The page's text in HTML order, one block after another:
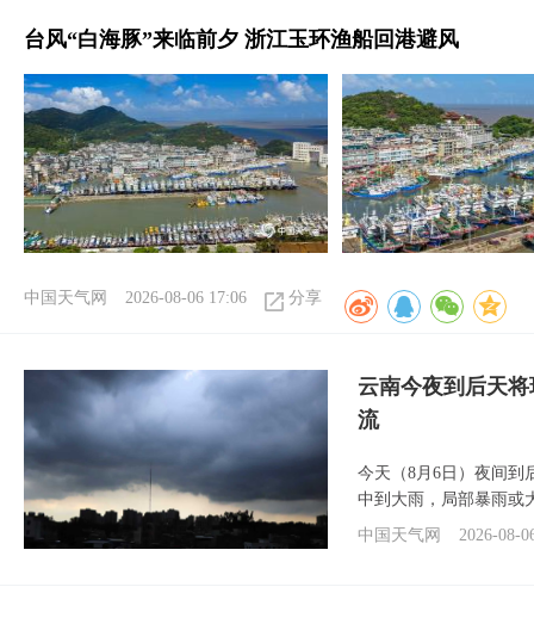
台风“白海豚”来临前夕 浙江玉环渔船回港避风
中国天气网 2026-08-06 17:06 分享
云南今夜到后天
流
今天（8月6日）夜间到
中到大雨，局部暴雨或
中国天气网
2026-08-